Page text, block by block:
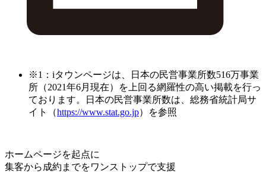
※1：iタウンページは、日本の民営事業所数516万事業
所（2021年6月現在）を上回る網羅性の高い掲載を行っ
ております。日本の民営事業所数は、総務省統計局サ
イト（https://www.stat.go.jp）を参照
ホームページを起点に
集客から成約までをワンストップで支援